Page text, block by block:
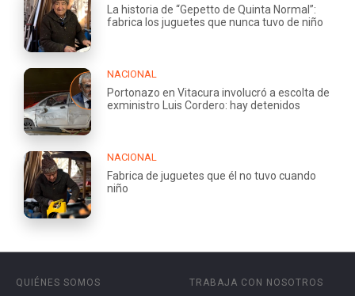
La historia de “Gepetto de Quinta Normal”:
fabrica los juguetes que nunca tuvo de niño
NACIONAL
Portonazo en Vitacura involucró a escolta de
exministro Luis Cordero: hay detenidos
NACIONAL
Fabrica de juguetes que él no tuvo cuando
niño
QUIÉNES SOMOS
TRABAJA CON NOSOTROS